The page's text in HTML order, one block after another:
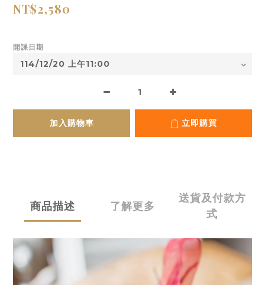
NT$2,580
開課日期
加入購物車 立即購買
商品描述 了解更多
送貨及付款方
式